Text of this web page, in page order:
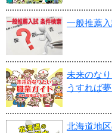
一般推薦
未来のな
うすれば
北海道地